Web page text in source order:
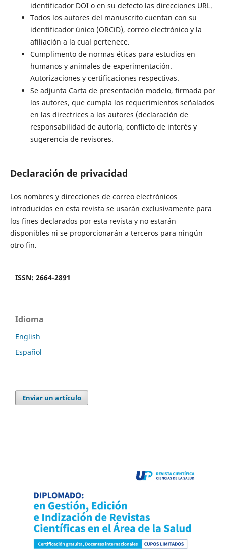
identificador DOI o en su defecto las direcciones URL.
Todos los autores del manuscrito cuentan con su
identificador único (ORCiD), correo electrónico y la
afiliación a la cual pertenece.
Cumplimento de normas éticas para estudios en
humanos y animales de experimentación.
Autorizaciones y certificaciones respectivas.
Se adjunta Carta de presentación modelo, firmada por
los autores, que cumpla los requerimientos señalados
en las directrices a los autores (declaración de
responsabilidad de autoría, conflicto de interés y
sugerencia de revisores.
Declaración de privacidad
Los nombres y direcciones de correo electrónicos
introducidos en esta revista se usarán exclusivamente para
los fines declarados por esta revista y no estarán
disponibles ni se proporcionarán a terceros para ningún
otro fin.
ISSN: 2664-2891
Idioma
English
Español
Enviar un artículo